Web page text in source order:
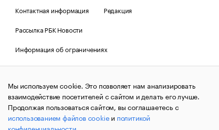
Контактная информация
Редакция
Рассылка РБК Новости
Информация об ограничениях
Правовая информация
О соблюдении авторских прав
© АО «РОСБИЗНЕСКОНСАЛТИНГ»,1995–2026.Сообщения
и материалы информационного агентства «РБК»
(зарегистрировано Федеральной службой по надзору в сфере
связи, информационных технологий и массовых
коммуникаций (Роскомнадзор) 09.12.2015 за номером ИА
№ФС77-63848) сопровождаются пометкой «РБК». Отдельные
Мы используем cookie. Это позволяет нам анализировать
взаимодействие посетителей с сайтом и делать его лучше.
Продолжая пользоваться сайтом, вы соглашаетесь с
использованием файлов cookieи политикой